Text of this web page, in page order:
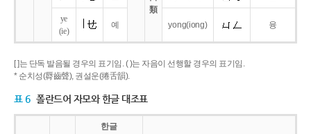
類
ye
(ie)
예 yong(iong) 융
[ ]는 단독 발음될 경우의 표기임. ( )는 자음이 선행할 경우의 표기임.
* 순치성(脣齒聲), 권설운(捲舌韻).
표 6 폴란드어 자모와 한글 대조표
한글